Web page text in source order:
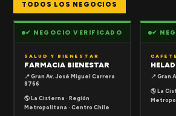
TODOS LOS NEGOCIOS
✔ NEGOCIO VERIFICADO
SALUD Y BIENESTAR
FARMACIA BIENESTAR
📍 Gran Av. José Miguel Carrera
8766
🌎 La Cisterna · Región
Metropolitana · Centro Chile
✔
📍 Gran
🌎 La